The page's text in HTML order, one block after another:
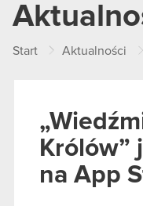
Start Aktualności
Królów”
na App